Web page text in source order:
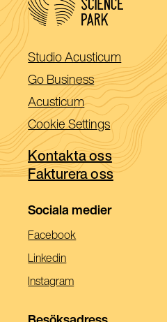
Studio Acusticum (Öppnas
i
ett
nytt
fönster)
Go Business(Öppnas
i
ett
nytt
fönster)
Acusticum(Öppnas
i
ett
nytt
fönster)
Cookie Settings
Kontakta oss
Fakturera oss
Sociala medier
Facebook(Öppnas
Linkedin(Öppnas
Nytt
Instagram(Öppnas
Ett
Besöksadress